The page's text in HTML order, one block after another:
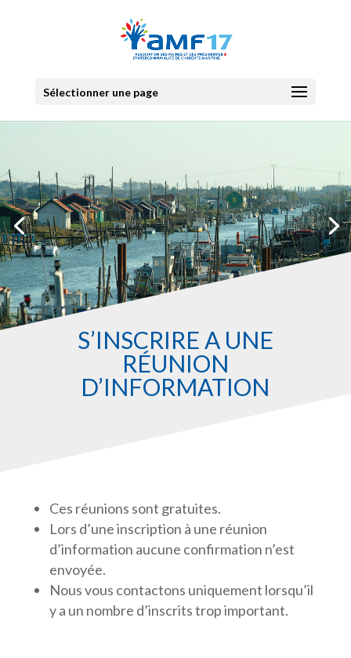
Sélectionner une page
S’INSCRIRE À UNE
RÉUNION
D’INFORMATION
Ces réunions sont gratuites.
Lors d’une inscription à une réunion
d’information aucune confirmation n’est
envoyée.
Nous vous contactons uniquement lorsqu’il
y a un nombre d’inscrits trop important.